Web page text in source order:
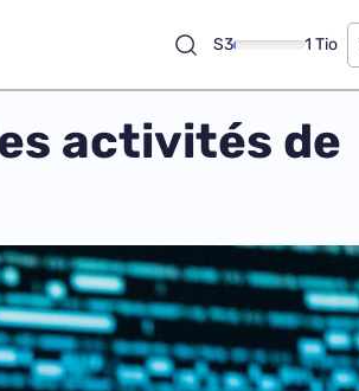
S3 1 Tio
activités de